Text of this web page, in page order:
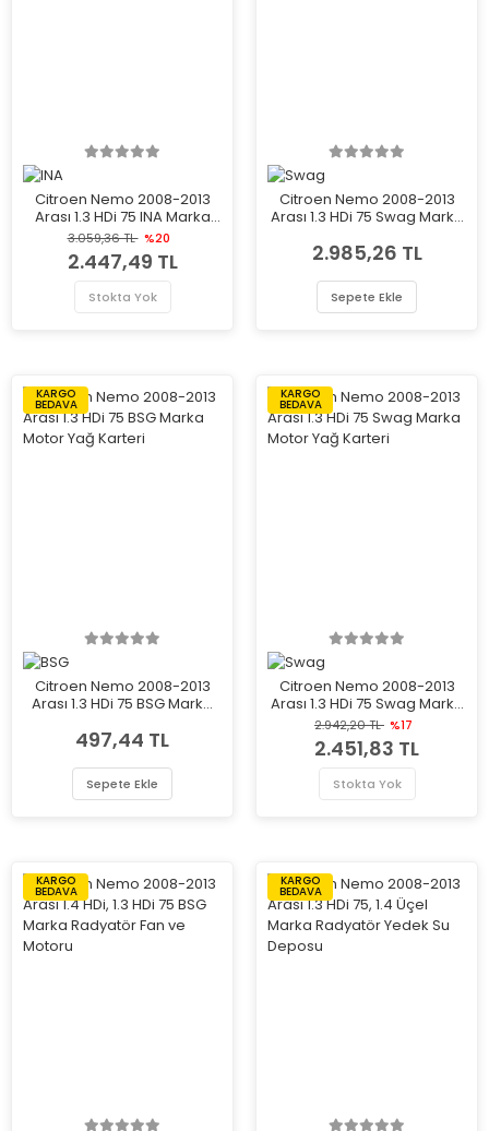
Citroen Nemo 2008-2013
Arası 1.3 HDi 75 INA Marka
Vantilatör Kayış Gergi
Rulmanı
3.059,36 TL %20
2.447,49 TL
Stokta Yok
Citroen Nemo 2008-2013
Arası 1.3 HDi 75 Swag Marka
Rulmanı
2.985,26 TL
Sepete Ekle
KARGO
BEDAVA
Citroen Nemo 2008-2013
Arası 1.3 HDi 75 BSG Marka
497,44 TL
Sepete Ekle
KARGO
BEDAVA
Citroen Nemo 2008-2013
Arası 1.3 HDi 75 Swag Marka
Motor Yağ Karteri
2.942,20 TL %17
2.451,83 TL
Stokta Yok
KARGO
BEDAVA
KARGO
BEDAVA